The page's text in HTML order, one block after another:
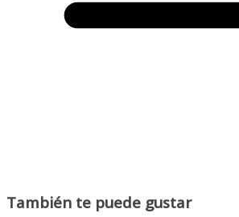
También te puede gustar